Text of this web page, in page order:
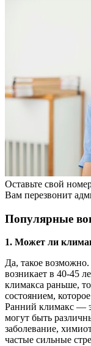
Оставьте свой
Вам перезвонит
Популярные
1. Может ли
Да, такое
возникает в 40-45
климакса раньше,
состоянием,
Ранний климакс —
могут быть
заболевание,
частые сильные